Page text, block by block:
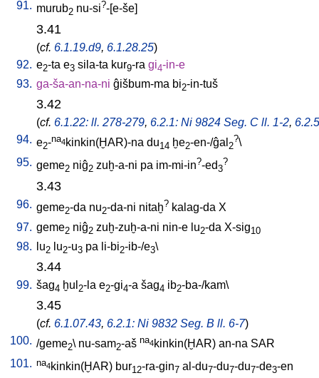
91. murub2 nu-si?-[e-še]
3.41
(cf. 6.1.19.d9, 6.1.28.25)
92. e2-ta e3 sila-ta kur9-ra gi4-in-e
93. ga-ša-an-na-ni ĝišbum-ma bi2-in-tuš
3.42
(cf. 6.1.22: ll. 278-279, 6.2.1: Ni 9824 Seg. C ll. 1-2,
94. e2-na4kinkin(ḪAR)-na du14 ḫe2-en-/ĝal 2
?\
95. geme2 niĝ2 zuḫ-a-ni pa im-mi-in?-ed3
?
3.43
96. geme2-da nu2-da-ni nitaḫ? kalag-da X
97. geme2 niĝ2 zuḫ-zuḫ-a-ni nin-e lu2-da X-sig10
98. lu2 lu2-u3 pa li-bi2-ib-/e3\
3.44
99. šag4 ḫul 2-la e2-gi4-a šag4 ib2-ba-/kam\
3.45
(cf. 6.1.07.43, 6.2.1: Ni 9832 Seg. B ll. 6-7)
100. /geme2\ nu-sam2-aš na4kinkin(ḪAR) an-na SAR
101. na4kinkin(ḪAR) bur12-ra-gin7 al-du7-du7-du7-de3-en